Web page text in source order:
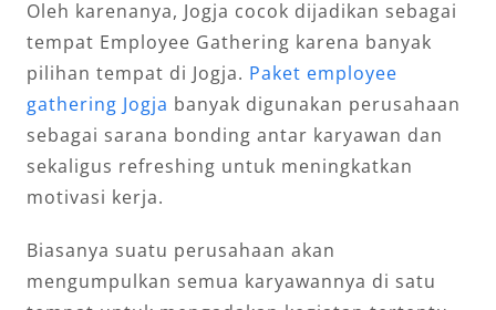
Oleh karenanya, Jogja cocok dijadikan sebagai
tempat Employee Gathering karena banyak
pilihan tempat di Jogja. Paket employee
gathering Jogja banyak digunakan perusahaan
sebagai sarana bonding antar karyawan dan
sekaligus refreshing untuk meningkatkan
motivasi kerja.
Biasanya suatu perusahaan akan
mengumpulkan semua karyawannya di satu